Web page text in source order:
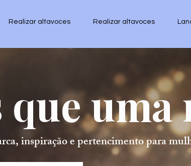
Realizar altavoces Realizar altavoces
uma
inspiração e pertencimento para